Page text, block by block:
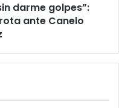
darme golpes”:
ante Canelo